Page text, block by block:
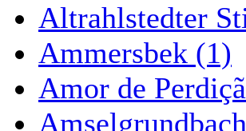
Altrahlstedter
Ammersbek (1)
Amor de